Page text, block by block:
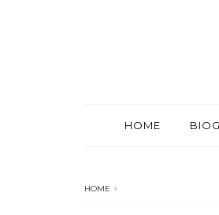
HOME
HOME